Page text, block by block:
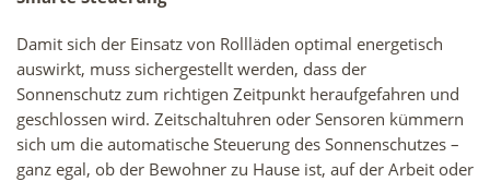
Damit sich der Einsatz von Rollläden optimal energetisch
auswirkt, muss sichergestellt werden, dass der
Sonnenschutz zum richtigen Zeitpunkt heraufgefahren und
geschlossen wird. Zeitschaltuhren oder Sensoren kümmern
sich um die automatische Steuerung des Sonnenschutzes –
ganz egal, ob der Bewohner zu Hause ist, auf der Arbeit oder